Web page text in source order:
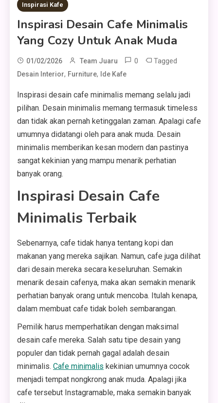
Inspirasi Kafe
Inspirasi Desain Cafe Minimalis
Yang Cozy Untuk Anak Muda
01/02/2026 Team Juaru 0 Tagged
Desain Interior, Furniture, Ide Kafe
Inspirasi desain cafe minimalis memang selalu jadi
pilihan. Desain minimalis memang termasuk timeless
dan tidak akan pernah ketinggalan zaman. Apalagi cafe
umumnya didatangi oleh para anak muda. Desain
minimalis memberikan kesan modern dan pastinya
sangat kekinian yang mampu menarik perhatian
banyak orang.
Inspirasi Desain Cafe
Minimalis Terbaik
Sebenarnya, cafe tidak hanya tentang kopi dan
makanan yang mereka sajikan. Namun, cafe juga dilihat
dari desain mereka secara keseluruhan. Semakin
menarik desain cafenya, maka akan semakin menarik
perhatian banyak orang untuk mencoba. Itulah kenapa,
dalam membuat cafe tidak boleh sembarangan.
Pemilik harus memperhatikan dengan maksimal
desain cafe mereka. Salah satu tipe desain yang
populer dan tidak pernah gagal adalah desain
minimalis. Cafe minimalis kekinian umumnya cocok
menjadi tempat nongkrong anak muda. Apalagi jika
cafe tersebut Instagramable, maka semakin banyak